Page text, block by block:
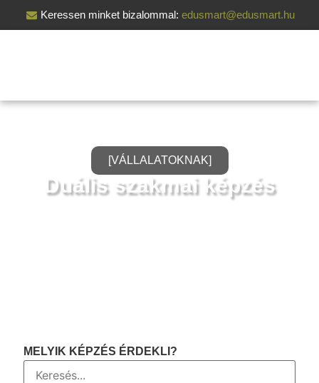
Keressen minket bizalommal:edusmart@edusmart.hu
[VÁLLALATOKNAK]
Duális szakmai képzés
Optimalizálja vállalata tudásbázisát és maximalizálja a
MELYIK KÉPZÉS ÉRDEKLI?